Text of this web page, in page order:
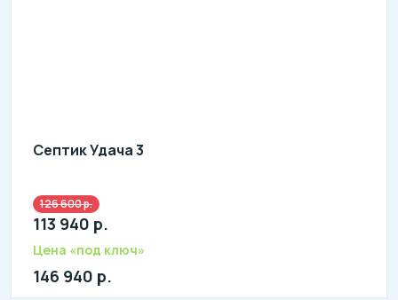
Септик Удача 3
Количество человек: 2-4
литров в сутки: 600
л: 240
126 600 р.
113 940 р.
Цена «под ключ»
146 940 р.